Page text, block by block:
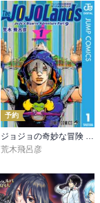
予約
ジョジョの奇妙な冒険 第9部 ザ・ジョジョランズ
荒木飛呂彦